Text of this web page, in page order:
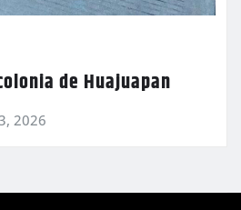
de Huajuapan
2026